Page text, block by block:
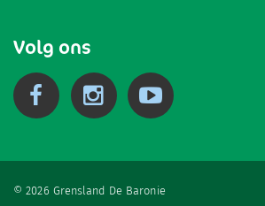
Volg ons
© 2026 Grensland De Baronie